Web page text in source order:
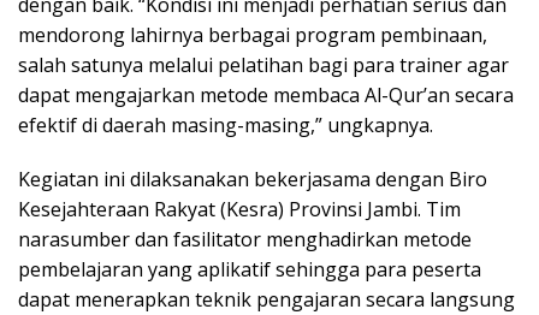
mendorong lahirnya berbagai program pembinaan,
salah satunya melalui pelatihan bagi para trainer agar
dapat mengajarkan metode membaca Al-Qur’an secara
efektif di daerah masing-masing,” ungkapnya.
Kegiatan ini dilaksanakan bekerjasama dengan Biro
Kesejahteraan Rakyat (Kesra) Provinsi Jambi. Tim
narasumber dan fasilitator menghadirkan metode
pembelajaran yang aplikatif sehingga para peserta
dapat menerapkan teknik pengajaran secara langsung